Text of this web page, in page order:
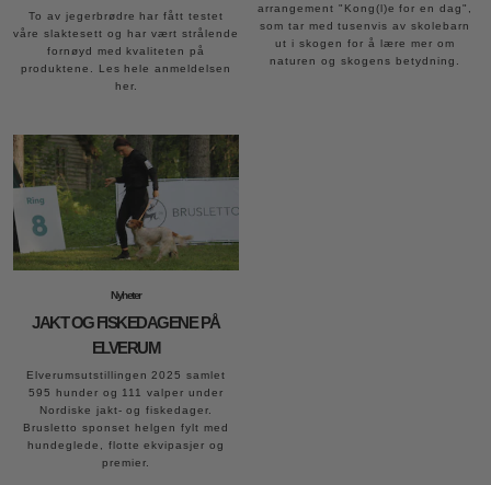
To av jegerbrødre har fått testet
våre slaktesett og har vært strålende
fornøyd med kvaliteten på
produktene. Les hele anmeldelsen
her.
arrangement "Kong(l)e for en dag",
som tar med tusenvis av skolebarn
ut i skogen for å lære mer om
naturen og skogens betydning.
Nyheter
JAKT OG FISKEDAGENE PÅ
ELVERUM
Elverumsutstillingen 2025 samlet
595 hunder og 111 valper under
Nordiske jakt- og fiskedager.
Brusletto sponset helgen fylt med
hundeglede, flotte ekvipasjer og
premier.